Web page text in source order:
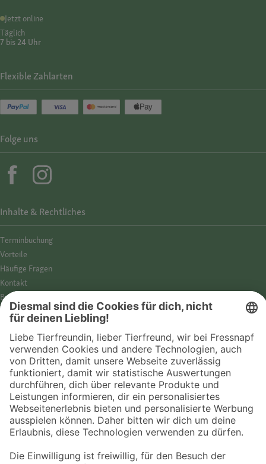
Jetzt online
Täglich
7 bis 24 Uhr
Inhalte & Rechtliches
Termin­buchung
Vorteile
Häufige Fragen
Kontakt
Barrierefreiheit
Impressum
Datenschutz­hinweise
Cookies
AGB
Entdecke Fressnapf
Tierversicherung
GPS-Tracker
Fressnapf Salon
Online-Shop
Flexible Zahlarten
Folge uns